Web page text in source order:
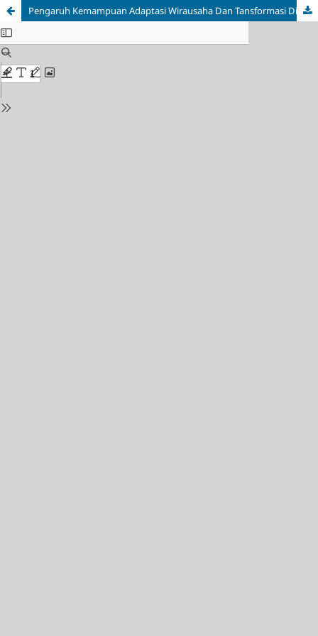
Pengaruh Kemampuan Adaptasi Wirausaha Dan Tansformasi Digital Terhadap Ketahanan Usaha Mikro Pada Pedagang Kopi Keliling Di Kota Sukabumi